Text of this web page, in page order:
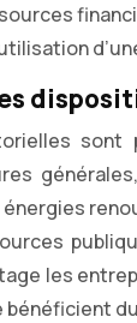
sont
les